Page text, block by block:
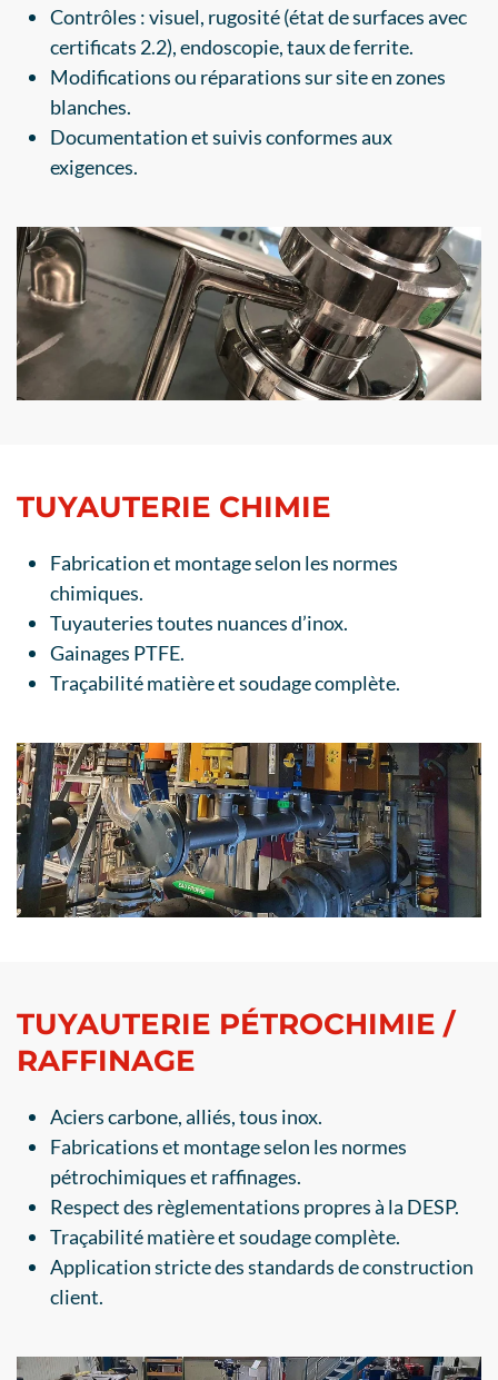
Contrôles : visuel, rugosité (état de surfaces avec
certificats 2.2), endoscopie, taux de ferrite.
Modifications ou réparations sur site en zones
blanches.
Documentation et suivis conformes aux
exigences.
TUYAUTERIE CHIMIE
Fabrication et montage selon les normes
chimiques.
Tuyauteries toutes nuances d’inox.
Gainages PTFE.
Traçabilité matière et soudage complète.
TUYAUTERIE PÉTROCHIMIE /
RAFFINAGE
Aciers carbone, alliés, tous inox.
Fabrications et montage selon les normes
pétrochimiques et raffinages.
Respect des règlementations propres à la DESP.
Traçabilité matière et soudage complète.
Application stricte des standards de construction
client.